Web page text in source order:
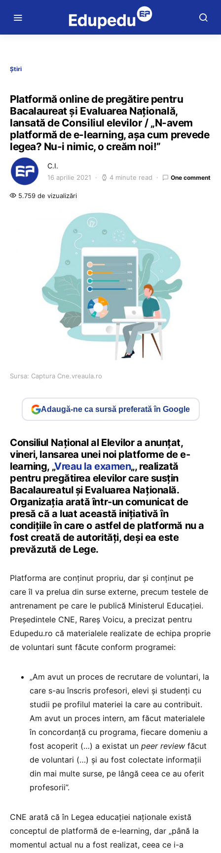
Știri
Platformă online de pregătire pentru
Bacalaureat și Evaluarea Națională,
lansată de Consiliul elevilor / „N-avem
platformă de e-learning, așa cum prevede
legea? Nu-i nimic, o creăm noi!”
C.I.
16 aprilie 2021 4 minute read One comment
5.759 de vizualizări
Sursa: Captura Cne.vreaula.ro
Adaugă-ne ca sursă preferată în Google
Consiliul Național al Elevilor a anunțat,
vineri, lansarea unei noi platforme de e-
learning, „Vreau la examen„, realizată
pentru pregătirea elevilor care susțin
Bacalaureatul și Evaluarea Națională.
Organizația arată într-un comunicat de
presă că a luat această inițiativă în
condițiile în care o astfel de platformă nu a
fost creată de autorități, deși ea este
prevăzută de Lege.
Platforma are conținut propriu, dar și conținut pe
care îl va prelua din surse externe, precum testele de
antrenament pe care le publică Ministerul Educației.
Președintele CNE, Rareș Voicu, a precizat pentru
Edupedu.ro că materialele realizate de echipa proprie
de voluntari sunt făcute conform programei:
„Am avut un proces de recrutare de voluntari, la
care s-au înscris profesori, elevi și studenți cu
studii pe profilul materiei la care au contribuit.
Am avut un proces intern, am făcut materialele
în concordanță cu programa, fiecare domeniu a
fost acoperit (…) a existat un peer review făcut
de voluntari (…) și au fost colectate informații
din mai multe surse, pe lângă ceea ce au oferit
profesorii”.
CNE arată că în Legea educației naționale există
conceptul de platformă de e-learning, dar „până la
momentul actual nu a fost realizat, ceea ce i-a